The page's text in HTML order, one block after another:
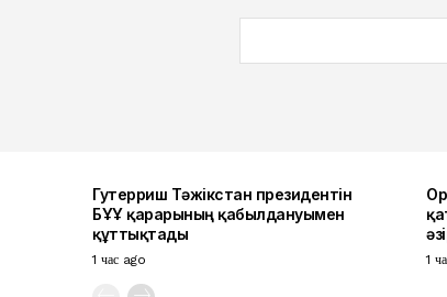
Гутерриш Тәжікстан президентін
БҰҰ қарарының қабылдануымен
құттықтады
1 час ago 1